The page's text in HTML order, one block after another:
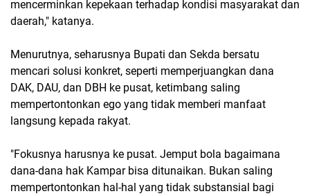
mencerminkan kepekaan terhadap kondisi masyarakat dan
daerah," katanya.
Menurutnya, seharusnya Bupati dan Sekda bersatu
mencari solusi konkret, seperti memperjuangkan dana
DAK, DAU, dan DBH ke pusat, ketimbang saling
mempertontonkan ego yang tidak memberi manfaat
langsung kepada rakyat.
"Fokusnya harusnya ke pusat. Jemput bola bagaimana
dana-dana hak Kampar bisa ditunaikan. Bukan saling
mempertontonkan hal-hal yang tidak substansial bagi